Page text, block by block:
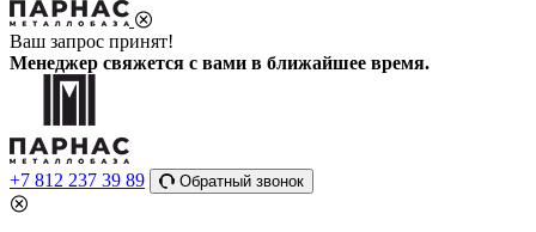
Ваш запрос принят!
Менеджер свяжется с вами в ближайшее время.
+7 812 237 39 89 Обратный звонок